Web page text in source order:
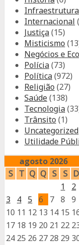
Infraestrutura
Internacional
Justiça(15)
Misticismo
Negócios e
Polícia(73)
Política(972)
Religião (27)
Saúde(138)
Tecnologia
Trânsito (1)
Uncategorized
Utilidade
agosto 2026
S
T Q Q S S D
1
2
3
4 5 6 7 8
9
10 11 12 13 14 15
17 18 19 20 21 22
24 25 26 27 28 29